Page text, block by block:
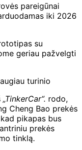
pareigūnai
iki 2026
su
geriau pažvelgti
turinio
„TinkerCar“. rodo,
Cheng Bao prekės
pikapas bus
prekės
tinklą.